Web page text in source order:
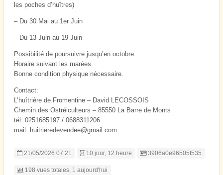
les poches d’huîtres)
– Du 30 Mai au 1er Juin
– Du 13 Juin au 19 Juin
Possibilité de poursuivre jusqu’en octobre.
Horaire suivant les marées.
Bonne condition physique nécessaire.
Contact:
L’huîtrière de Fromentine – David LECOSSOIS
Chemin des Ostréiculteurs – 85550 La Barre de Monts
tél: 0251685197 / 0688311206
mail: huitrieredevendee@gmail.com
21/05/2026 07:21 10 jour, 12 heure Listing ID
3906a0e96505f535
198 vues totales, 1 aujourd'hui